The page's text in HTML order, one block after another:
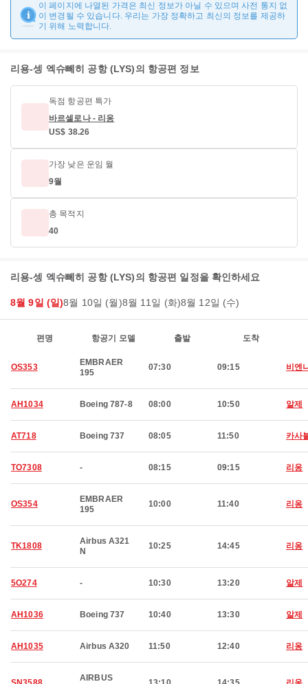
이 페이지에 나열된 가격은 최신 정보가 아닐 수 있으며 사전 통지 없
이 변경될 수 있습니다. 우리는 가장 정확하고 최신의 정보를 제공하
기 위해 노력합니다.
리용-셍 엑슈뻬히 공항 (LYS)의 항공편 정보
독점 항공편 특가
바르셀로나 - 리옹
US$ 38.26
가장 낮은 운임 월
9월
총 목적지
40
리용-셍 엑슈뻬히 공항 (LYS)의 항공편 일정을 확인하세요
8월 9일 (일)8월 10일 (월)8월 11일 (화)8월 12일 (수)
편명 항공기 모델 출발 도착
OS353
EMBRAER
195
07:30 09:15 비엔
AH1034 Boeing 787-8 08:00 10:50 알제
AT718 Boeing 737 08:05 11:50 카사
TO7308 - 08:15 09:15 리옹
OS354
EMBRAER
195
10:00 11:40 리옹
TK1808
Airbus A321
N
10:25 14:45 리옹
5O274 - 10:30 13:20 알제
AH1036 Boeing 737 10:40 13:30 알제
AH1035 Airbus A320 11:50 12:40 리옹
AIRBUS